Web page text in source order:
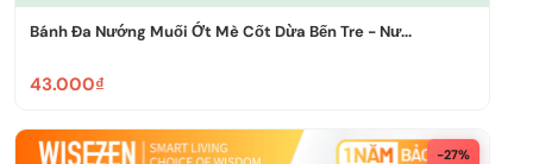
Bánh Đa Nướng Muối Ớt Mè Cốt Dừa Bến Tre - Nư...
43.000₫
-27%